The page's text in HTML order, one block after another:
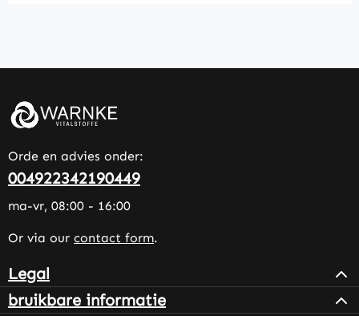
Orde en advies onder:
004922342190449
ma-vr, 08:00 - 16:00
Or via our contact form.
Legal
bruikbare informatie